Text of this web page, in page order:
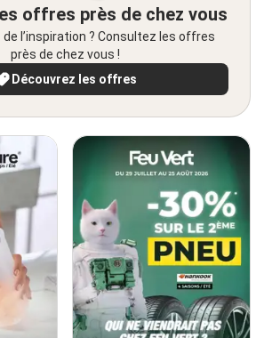
offres près de chez vous
l’inspiration ? Consultez les offres
près de chez vous !
Découvrez les offres